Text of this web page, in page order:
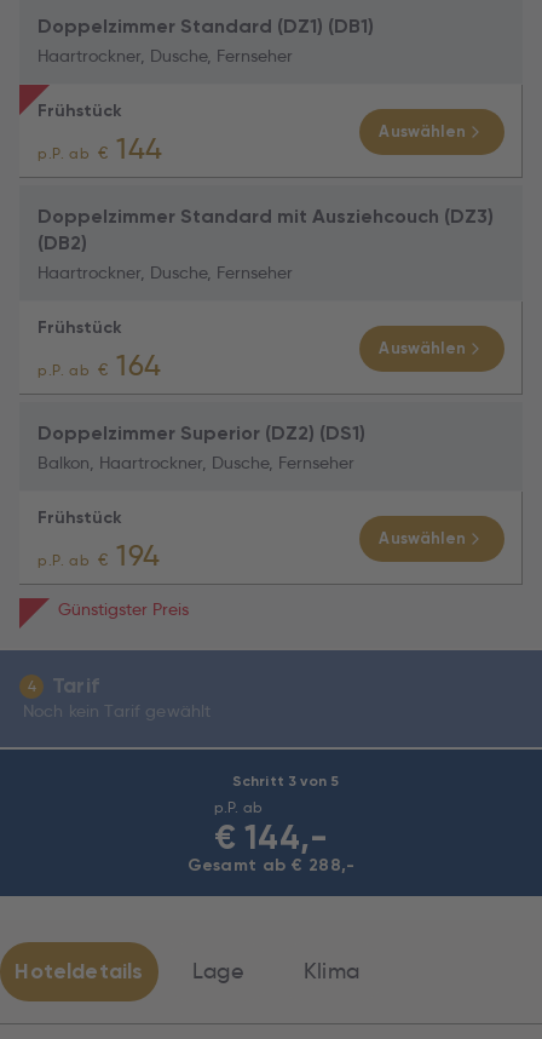
Schritt 3 von 5
p.P. ab
€ 144,-
Gesamt ab € 288,-
Doppelzimmer Standard (DZ1) (DB1)
Haartrockner, Dusche, Fernseher
Frühstück
p.P. ab € 144 Auswählen
Doppelzimmer Standard mit Ausziehcouch (DZ3)
(DB2)
Haartrockner, Dusche, Fernseher
Frühstück
p.P. ab € 164 Auswählen
Doppelzimmer Superior (DZ2) (DS1)
Balkon, Haartrockner, Dusche, Fernseher
Frühstück
p.P. ab € 194 Auswählen
Günstigster Preis
4 Tarif
Noch kein Tarif gewählt
Hoteldetails Lage Klima